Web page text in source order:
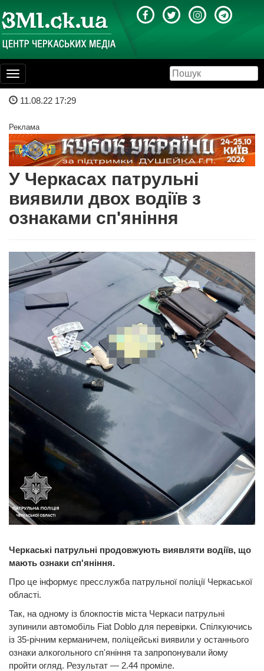
Toggle
navigation
11.08.22 17:29
Реклама
У Черкасах патрульні
виявили двох водіїв з
ознаками сп'яніння
Черкаські патрульні продовжують виявляти водіїв, що
мають ознаки сп'яніння.
Про це інформує пресслужба патрульної поліції Черкаської
області.
Так, на одному із блокпостів міста Черкаси патрульні
зупинили автомобіль Fiat Doblo для перевірки. Спілкуючись
із 35-річним керманичем, поліцейські виявили у останнього
ознаки алкогольного сп'яніння та запропонували йому
пройти огляд. Результат — 2.44 проміле.